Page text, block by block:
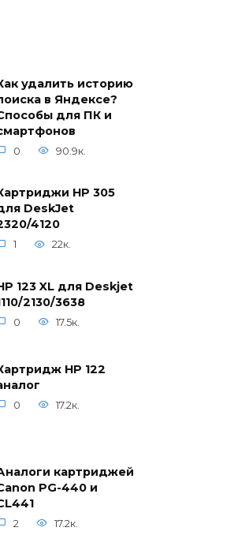
удалить историю
в Яндексе?
для ПК и
0 90.9к.
HP 305
DeskJet
4120
1 22к.
123 XL для Deskjet
2130/3638
0 17.5к.
HP 122
0 17.2к.
картриджей
PG-440 и
2 17.2к.